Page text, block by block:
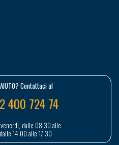
Contattaci al
400 724 74
dalle 08:30 alle
14:00 alle 17:30